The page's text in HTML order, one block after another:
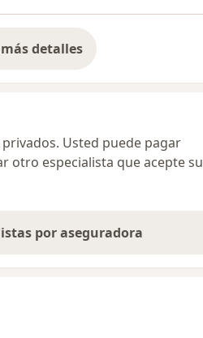
detalles
sobre la dirección
Usted puede pagar
otro especialista que acepte su
por aseguradora